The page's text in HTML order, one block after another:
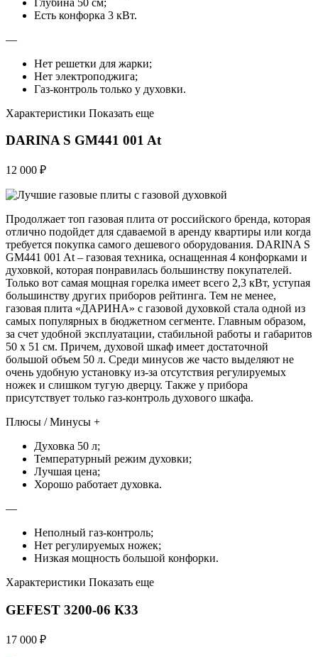
Есть конфорка 3 кВт.
—
Нет решетки для жарки;
Нет электроподжига;
Газ-контроль только у духовки.
Характеристики Показать еще
DARINA S GM441 001 At
12 000 ₽
Продолжает топ газовая плита от российского бренда, которая
отлично подойдет для сдаваемой в аренду квартиры или когда
требуется покупка самого дешевого оборудования. DARINA S
GM441 001 At – газовая техника, оснащенная 4 конфорками и
духовкой, которая понравилась большинству покупателей.
Только вот самая мощная горелка имеет всего 2,3 кВт, уступая
большинству других приборов рейтинга. Тем не менее,
газовая плита «ДАРИНА» с газовой духовкой стала одной из
самых популярных в бюджетном сегменте. Главным образом,
за счет удобной эксплуатации, стабильной работы и габаритов
50 х 51 см. Причем, духовой шкаф имеет достаточной
большой объем 50 л. Среди минусов же часто выделяют не
очень удобную установку из-за отсутствия регулируемых
ножек и слишком тугую дверцу. Также у прибора
присутствует только газ-контроль духового шкафа.
Плюсы / Минусы +
Духовка 50 л;
Температурный режим духовки;
Лучшая цена;
Хорошо работает духовка.
—
Неполный газ-контроль;
Нет регулируемых ножек;
Низкая мощность большой конфорки.
Характеристики Показать еще
GEFEST 3200-06 К33
17 000 ₽